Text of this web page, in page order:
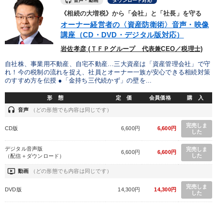
優秀各社の智恵と戦略 事業家のロマンと経営
若手異才経営者の発想 専門家のアドバイス
テーマ
企業戦略に学ぶ 経営リーダーの考え方と戦略を学ぶ
営業・社員研修 会社のパフォーマンスを高める講話
「利上げ時代の最新・銀行対策」＋「不動産市況予測」＋「市場
予測と株式投資」最新刊
2025年夏季全国経営者セミナー収録講演ＣＤ・講演ＤＶＤ・デジ
タル版（音声／動画ストリーミング・ダウンロード）
《相続の大増税》から「会社」と「社長」を守る
オーナー経営者の〈資産防衛術〉音声・映像
講座（CD・DVD・デジタル版対応）
岩佐孝彦 (ＴＦＰグループ 代表兼CEO／税理士)
自社株、事業用不動産、自宅不動産…三大資産は「資産管理会社」で守
れ！今の税制の流れを捉え、社員とオーナー一族が安心できる相続対策
のすすめ方を伝授 ●「金持ち三代続かず」の壁を...
形 態 定 価 会員価格 購 入
headset 音声 （どの形態でも内容は同じです）
CD版 6,600円 6,600円
完売しま
した
デジタル音声版
（配信＋ダウンロード）
6,600円 6,600円
完売しま
した
ondemand_video 動画 （どの形態でも内容は同じです）
DVD版 14,300円 14,300円
完売しま
した